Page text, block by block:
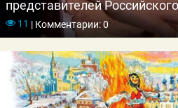
представителей
молодежи «Движение
11 |Комментарии: 0